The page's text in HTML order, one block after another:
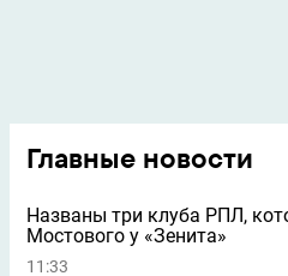
Главные новости
Названы три клуба РПЛ,
Мостового у «Зенита»
11:33